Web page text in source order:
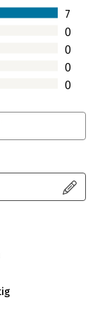
in een
om beter te
Bestuurder
7
0
0
0
0